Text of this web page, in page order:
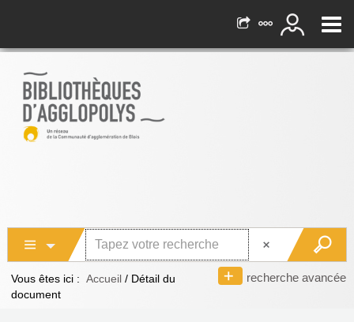
recherche avancée
Vous êtes ici : Accueil / Détail du
document